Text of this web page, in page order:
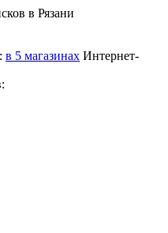
в Рязани
в 5 магазинах Интернет-